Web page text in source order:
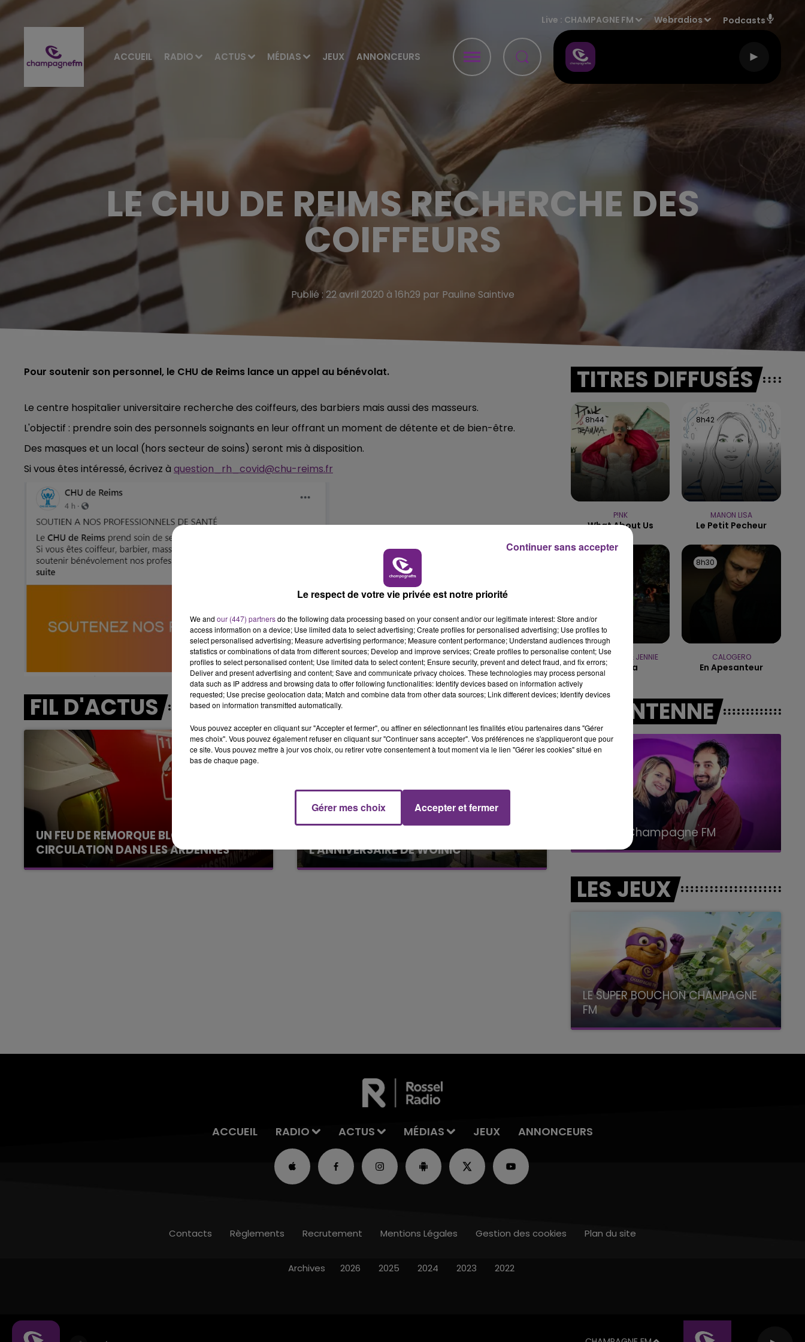
ACCUEIL RADIO ACTUS MÉDIAS JEUX ANNONCEURS
Live : CHAMPAGNE FM Webradios Podcasts
10h00 - 14h00
LE TICKET DE CAISSE LA RADIO POP
15h00 - 19h00
LE CLUB CHAMPAGNE FM
LE CHU DE REIMS RECHERCHE DES
COIFFEURS
Publié : 22 avril 2020 à 16h29 par Pauline Saintive
Pour soutenir son personnel, le CHU de Reims lance un appel au bénévolat.
Le centre hospitalier universitaire recherche des coiffeurs, des barbiers mais aussi des masseurs.
L'objectif : prendre soin des personnels soignants en leur offrant un moment de détente et de bien-être.
Des masques et un local (hors secteur de soins) seront mis à disposition.
Si vous êtes intéressé, écrivez à question_rh_covid@chu-reims.fr
FIL D'ACTUS
UN FEU DE REMORQUE BLOQUE LA
CIRCULATION DANS LES ARDENNES
Un feu de remorque s'est déclaré ce mercredi
L'ANNIVERSAIRE DE WOINIC
Ce samedi 8 août sera un grand jour :
TITRES DIFFUSÉS
8h44
8h44
P!NK
What About Us
8h42
8h42
MANON LISA
Le Petit Pecheur
TAME IMPALA & JENNIE
Dracula
8h30
8h30
CALOGERO
En Apesanteur
A L'ANTENNE
La Radio Pop LA POP MACHINE - CHAMPAGNE FM
LES JEUX
LE SUPER BOUCHON CHAMPAGNE
FM
avec La Famille Champagne FM, à 8H10
ACCUEIL RADIO ACTUS MÉDIAS JEUX ANNONCEURS
Contacts Règlements Recrutement Mentions Légales Gestion des cookies Plan du site
Archives 2026 2025 2024 2023 2022
Le respect de votre vie privée est notre priorité
We and our (447) partnersdo the following data processing based on your consent and/or our legitimate interest: Store and/or
access information on a device; Use limited data to select advertising; Create profiles for personalised advertising; Use profiles to
select personalised advertising; Measure advertising performance; Measure content performance; Understand audiences through
statistics or combinations of data from different sources; Develop and improve services; Create profiles to personalise content; Use
profiles to select personalised content; Use limited data to select content; Ensure security, prevent and detect fraud, and fix errors;
Deliver and present advertising and content; Save and communicate privacy choices. These technologies may process personal
data such as IP address and browsing data to offer following functionalities: Identify devices based on information actively
requested; Use precise geolocation data; Match and combine data from other data sources; Link different devices; Identify devices
based on information transmitted automatically.
Vous pouvez accepter en cliquant sur "Accepter et fermer", ou affiner en sélectionnant les finalités et/ou partenaires dans "Gérer
mes choix". Vous pouvez également refuser en cliquant sur "Continuer sans accepter". Vos préférences ne s'appliqueront que pour
ce site. Vous pouvez mettre à jour vos choix, ou retirer votre consentement à tout moment via le lien "Gérer les cookies" situé en
bas de chaque page.
Gérer mes choix Accepter et fermer
Continuer sans accepter